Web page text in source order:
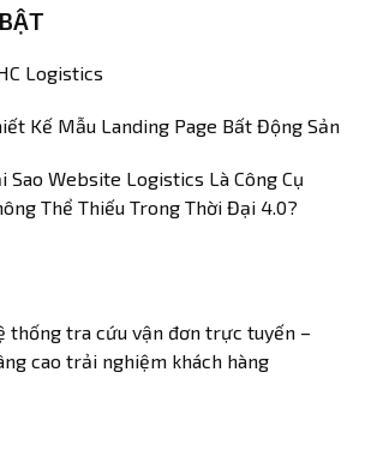
Logistics
Kế Mẫu Landing Page Bất Động Sản
Sao Website Logistics Là Công Cụ
Thể Thiếu Trong Thời Đại 4.0?
thống tra cứu vận đơn trực tuyến –
cao trải nghiệm khách hàng